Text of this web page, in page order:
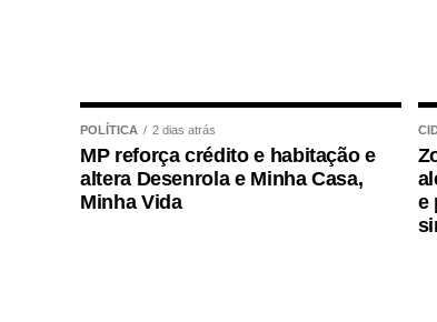
O avanço é mais lento entre as
nas quais a participação do Pix
O tipo de estabelecimento
estabelecimentos de
POLÍTICA 2 dias atrás
MP reforça crédito e habitação e
altera Desenrola e Minha Casa,
Minha Vida
e